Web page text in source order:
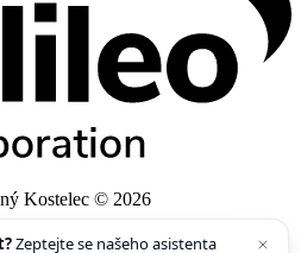
Kostelec © 2026
s.r.o.
Zeptejte se našeho asistenta